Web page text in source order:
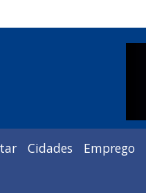
Cidades Emprego